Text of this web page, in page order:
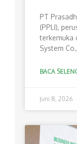
PT
(PPLI),
terkemuka
System
BACA
Juni 8, 2026